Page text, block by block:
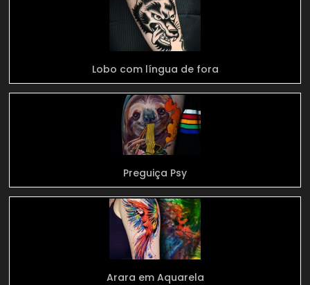
Lobo com língua de fora
Preguiça Psy
Arara em Aquarela